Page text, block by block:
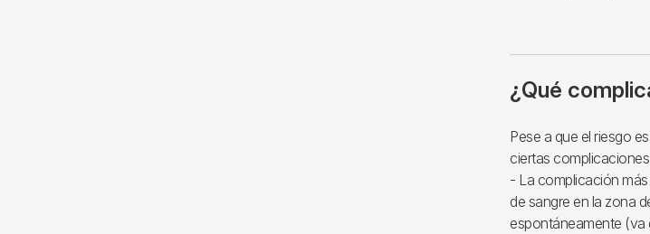
¿Qué
Pese a que el riesgo
ciertas complicaciones.
- La complicación
de sangre en la zona
espontáneamente (va